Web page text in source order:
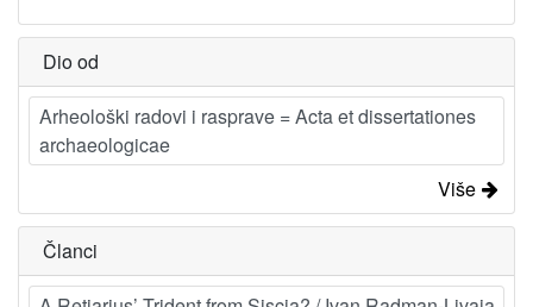
Dio od
Arheološki radovi i rasprave = Acta et dissertationes
archaeologicae
Više
Članci